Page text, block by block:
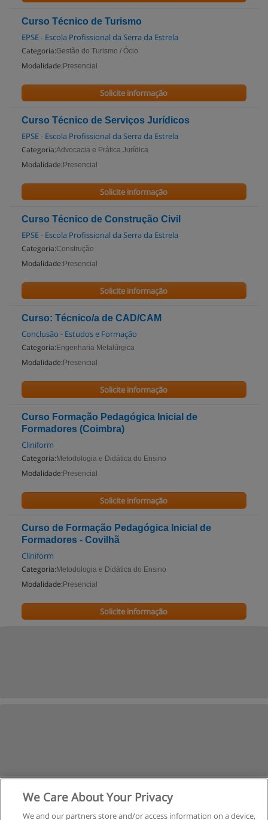
Curso Técnico de Turismo
EPSE - Escola Profissional da Serra da Estrela
Categoria:Gestão do Turismo / Ócio
Modalidade: Presencial
Solicite informação
Curso Técnico de Serviços Jurídicos
EPSE - Escola Profissional da Serra da Estrela
Categoria:Advocacia e Prática Jurídica
Modalidade: Presencial
Solicite informação
Curso Técnico de Construção Civil
EPSE - Escola Profissional da Serra da Estrela
Categoria:Construção
Modalidade: Presencial
Solicite informação
Curso: Técnico/a de CAD/CAM
Conclusão - Estudos e Formação
Categoria: Engenharia Metalúrgica
Modalidade: Presencial
Solicite informação
Curso Formação Pedagógica Inicial de
Formadores (Coimbra)
Cliniform
Categoria: Metodologia e Didática do Ensino
Modalidade: Presencial
Solicite informação
Curso de Formação Pedagógica Inicial de
Formadores - Covilhã
Cliniform
Categoria: Metodologia e Didática do Ensino
Modalidade: Presencial
Solicite informação
We Care About Your Privacy
We and our partners store and/or access information on a device,